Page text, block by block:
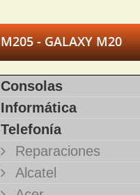
M205 - GALAXY M20
Consolas
Informática
Telefonía
Reparaciones
Alcatel